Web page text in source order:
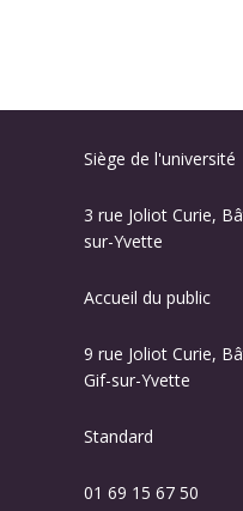
Siège de l'université
3 rue Joliot Curie,
sur-Yvette
Accueil du public
9 rue Joliot Curie,
Gif-sur-Yvette
Standard
01 69 15 67 50